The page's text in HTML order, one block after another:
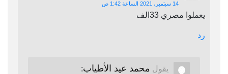
14 سبتمبر، 2021 الساعة 1:42 ص
يعملوا مصري 33الف
رد
يقول محمد عيد الأطياب: